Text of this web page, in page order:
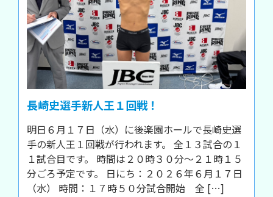
長崎史選手新人王１回戦！
明日６月１７日（水）に後楽園ホールで長崎史選
手の新人王１回戦が行われます。 全１３試合の１
１試合目です。 時間は２０時３０分～２１時１５
分ごろ予定です。 日にち：２０２６年６月１７日
（水） 時間：１７時５０分試合開始 全 […]